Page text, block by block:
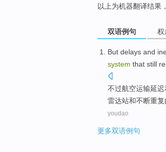
以上为机器翻译结果
双语例句 权
But delays and
system that still
不过航空运输延迟
雷达站和不断重复
youdao
更多双语例句